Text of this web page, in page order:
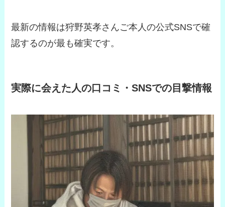
最新の情報は狩野英孝さんご本人の公式SNSで確
認するのが最も確実です。
実際に会えた人の口コミ・SNSでの目撃情報